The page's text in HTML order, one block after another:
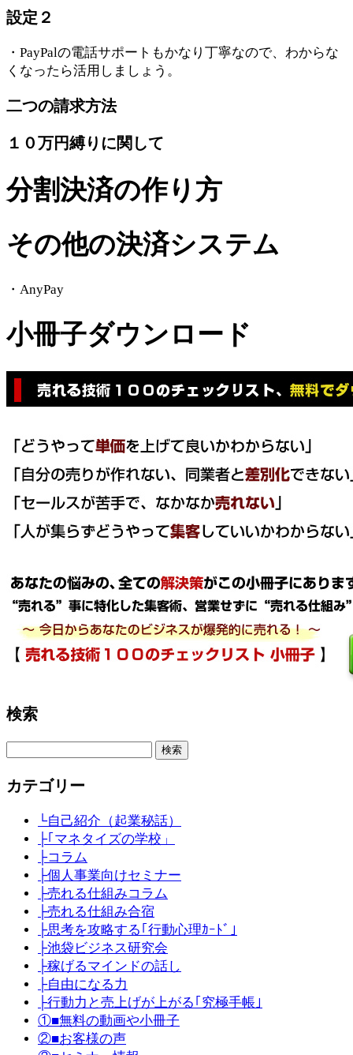
設定２
・PayPalの電話サポートもかなり丁寧なので、わからな
くなったら活用しましょう。
二つの請求方法
１０万円縛りに関して
分割決済の作り方
その他の決済システム
・AnyPay
小冊子ダウンロード
検索
カテゴリー
└自己紹介（起業秘話）
├｢マネタイズの学校」
├コラム
├個人事業向けセミナー
├売れる仕組みコラム
├売れる仕組み合宿
├思考を攻略する｢行動心理ｶｰﾄﾞ｣
├池袋ビジネス研究会
├稼げるマインドの話し
├自由になる力
├行動力と売上げが上がる｢究極手帳｣
①■無料の動画や小冊子
②■お客様の声